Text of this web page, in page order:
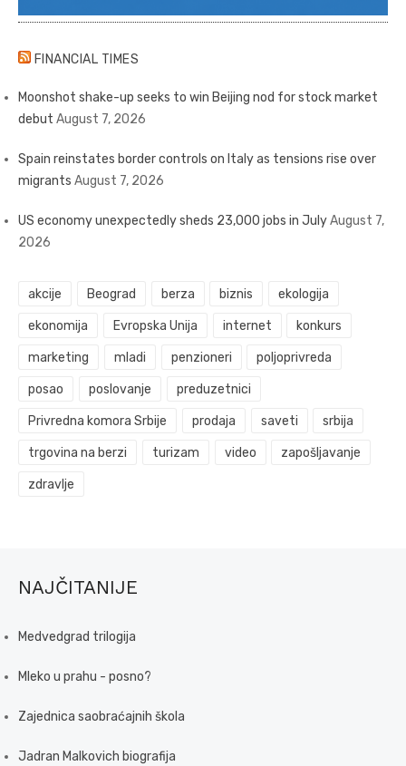
FINANCIAL TIMES
Moonshot shake-up seeks to win Beijing nod for stock market
debut August 7, 2026
Spain reinstates border controls on Italy as tensions rise over
migrants August 7, 2026
US economy unexpectedly sheds 23,000 jobs in JulyAugust 7,
2026
akcije Beograd berza biznis ekologija
ekonomija Evropska Unija internet konkurs
marketing mladi penzioneri poljoprivreda
posao poslovanje preduzetnici
Privredna komora Srbije prodaja saveti srbija
trgovina na berzi turizam video zapošljavanje
zdravlje
NAJČITANIJE
Medvedgrad trilogija
Mleko u prahu - posno?
Zajednica saobraćajnih škola
Jadran Malkovich biografija